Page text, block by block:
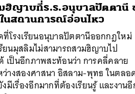
ฮิญาบที่ร.ร.อนุบาลปัตตานี
นสถานการณ์อ่อนไหว
โรงเรียนอนุบาลปัตตานีออกกฎใหม่
ยนมุสลิมไม่สามารถสวมฮิญาบไป
ด้ เป็นอีกภาพสะท้อนว่า การคลี่คลาย
างสองศาสนา อิสลาม-พุทธ ในตลอ
มีเรื่องอีกมากที่ต้องเรียนรู้ และงาน